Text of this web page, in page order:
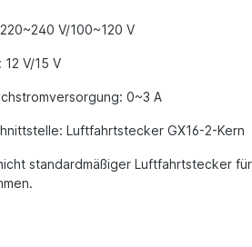
V/100~120 V
V/15 V
0~3 A
Luftfahrtstecker GX16-2-Kern
nicht standardmäßiger Luftfahrtstecker